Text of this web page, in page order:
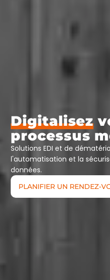
Digitalisez
processus
Solutions EDI et de
l'automatisation et la
données.
PLANIFIER UN RENDEZ-